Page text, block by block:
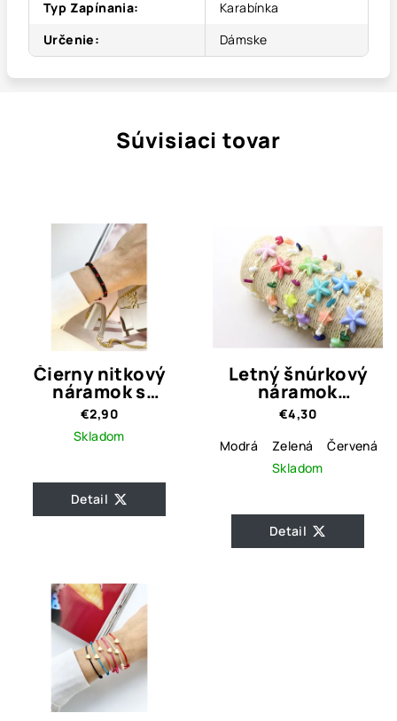
Typ Zapínania:
Karabínka
Určenie: Dámske
Súvisiaci tovar
Čierny nitkový
náramok s
červenými
korálkami
€2,90
Skladom
Detail
Letný šnúrkový
náramok
HVIEZDICA
€4,30
Modrá
Zelená Červená
Skladom
Detail